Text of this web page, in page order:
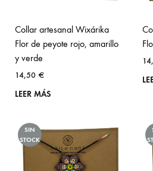
Collar artesanal Wixárika
Flor de peyote rojo, amarillo
y verde
14,50 €
LEER MÁS
SIN
STOCK